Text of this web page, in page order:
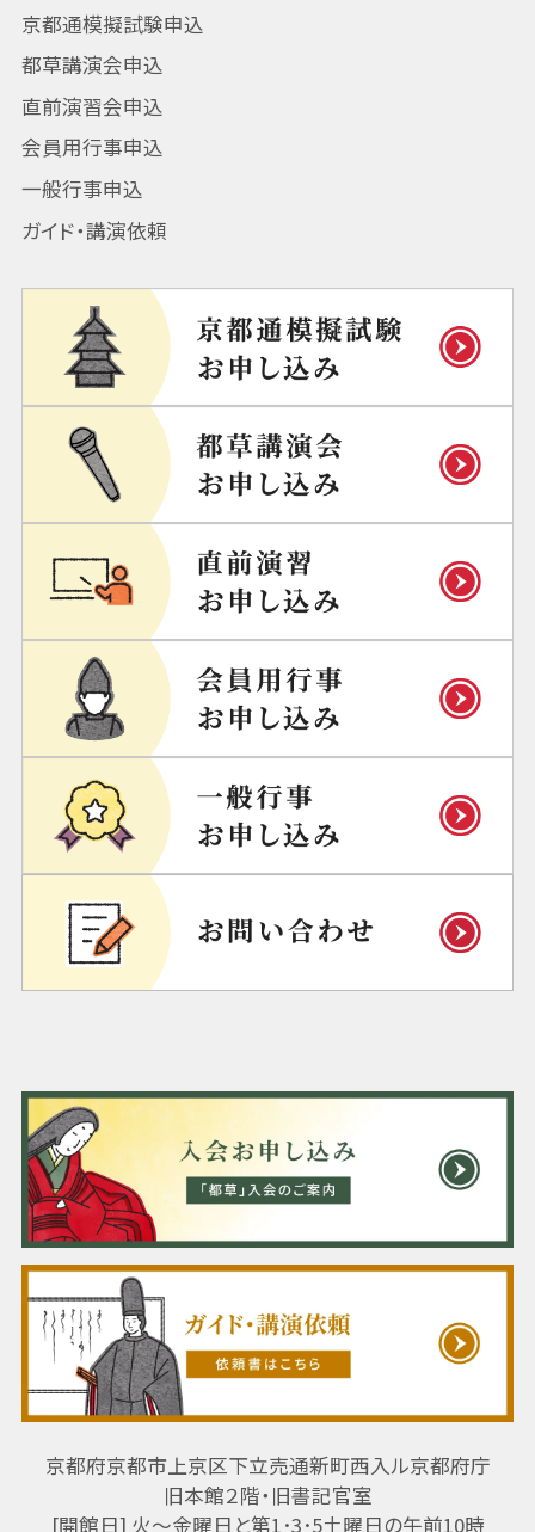
京都通模擬試験申込
都草講演会申込
直前演習会申込
会員用行事申込
一般行事申込
ガイド・講演依頼
京都府京都市上京区下立売通新町西入ル京都府庁
旧本館２階・旧書記官室
[開館日] 火～金曜日と第1･3･5土曜日の午前10時